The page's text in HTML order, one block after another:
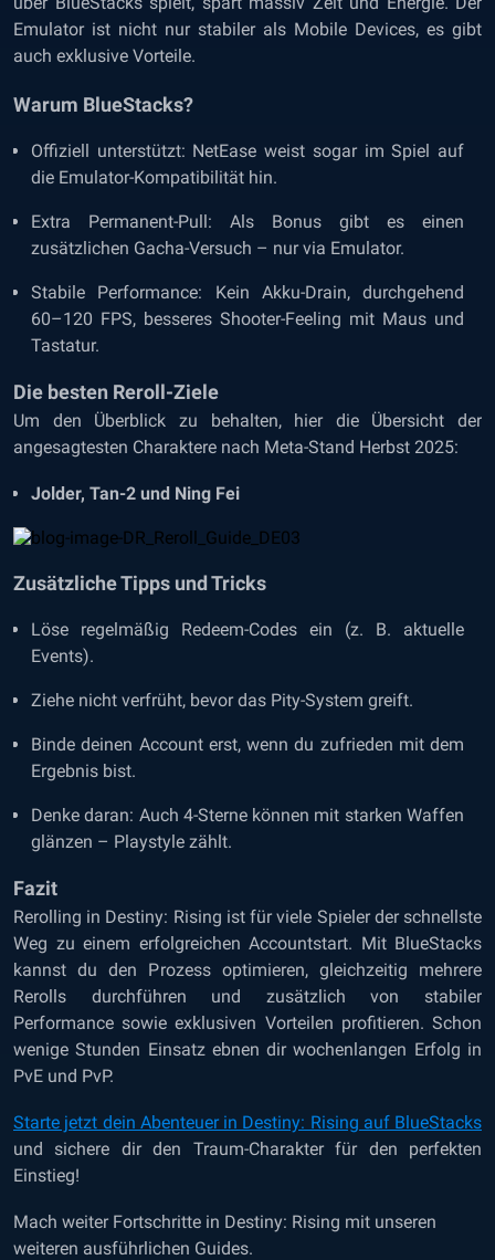
Emulator ist nicht nur stabiler als Mobile Devices, es gibt
auch exklusive Vorteile.
Warum BlueStacks?
Offiziell unterstützt: NetEase weist sogar im Spiel auf
die Emulator-Kompatibilität hin.
Extra Permanent-Pull: Als Bonus gibt es einen
zusätzlichen Gacha-Versuch – nur via Emulator.
Stabile Performance: Kein Akku-Drain, durchgehend
60–120 FPS, besseres Shooter-Feeling mit Maus und
Tastatur.
Die besten Reroll-Ziele
Um den Überblick zu behalten, hier die Übersicht der
angesagtesten Charaktere nach Meta-Stand Herbst 2025:
Jolder, Tan-2 und Ning Fei
Zusätzliche Tipps und Tricks
Löse regelmäßig Redeem-Codes ein (z. B. aktuelle
Events).
Ziehe nicht verfrüht, bevor das Pity-System greift.
Binde deinen Account erst, wenn du zufrieden mit dem
Ergebnis bist.
Denke daran: Auch 4-Sterne können mit starken Waffen
glänzen – Playstyle zählt.
Fazit
Rerolling in Destiny: Rising ist für viele Spieler der schnellste
Weg zu einem erfolgreichen Accountstart. Mit BlueStacks
kannst du den Prozess optimieren, gleichzeitig mehrere
Rerolls durchführen und zusätzlich von stabiler
Performance sowie exklusiven Vorteilen profitieren. Schon
wenige Stunden Einsatz ebnen dir wochenlangen Erfolg in
PvE und PvP.
Starte jetzt dein Abenteuer in Destiny: Rising auf BlueStacks
und sichere dir den Traum-Charakter für den perfekten
Einstieg!
Mach weiter Fortschritte in Destiny: Rising mit unseren
weiteren ausführlichen Guides.